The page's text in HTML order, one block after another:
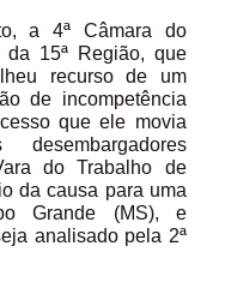
a 4ª Câmara do
da 15ª Região, que
recurso de um
de incompetência
que ele movia
do Trabalho de
da causa para uma
Grande (MS), e
analisado pela 2ª